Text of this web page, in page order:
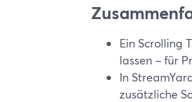
Ein Scrolling
lassen – für
In
zusätzliche